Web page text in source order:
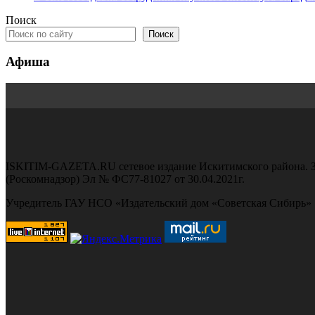
Поиск
Поиск
Афиша
ISKITIM-GAZETA.RU сетевое издание Искитимского
(Роскомнадзор) Эл № ФС77-81027 от 30.04.2021г.
Учредитель ГАУ НСО «Издательский дом «Советская Сибирь»